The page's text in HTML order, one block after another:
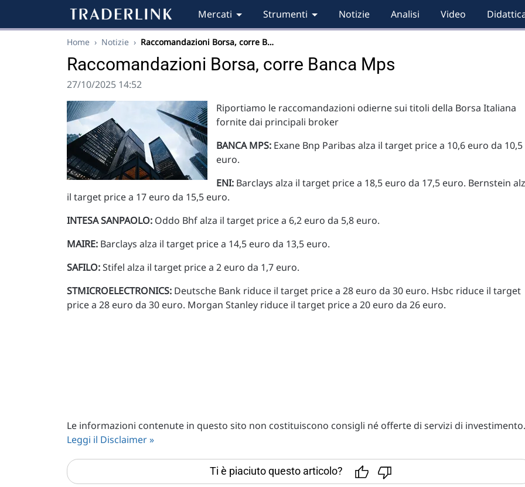
Mercati Strumenti Notizie Analisi Video
Home › Notizie › Raccomandazioni Borsa, corre B…
Raccomandazioni Borsa, corre Banca Mps
27/10/2025 14:52
Riportiamo le raccomandazioni odierne sui titoli della Borsa Italiana
fornite dai principali broker
BANCA MPS: Exane Bnp Paribas alza il target price a 10,6 euro da 10,5
euro.
ENI: Barclays alza il target price a 18,5 euro da 17,5 euro. Bernstein
il target price a 17 euro da 15,5 euro.
INTESA SANPAOLO: Oddo Bhf alza il target price a 6,2 euro da 5,8 euro.
MAIRE: Barclays alza il target price a 14,5 euro da 13,5 euro.
SAFILO:Stifel alza il target price a 2 euro da 1,7 euro.
STMICROELECTRONICS: Deutsche Bank riduce il target price a 28 euro da 30 euro. Hsbc riduce il target
price a 28 euro da 30 euro. Morgan Stanley riduce il target price a 20 euro da 26 euro.
Le informazioni contenute in questo sito non costituiscono consigli né offerte di servizi di investimento.
Leggi il Disclaimer »
Ti è piaciuto questo articolo?